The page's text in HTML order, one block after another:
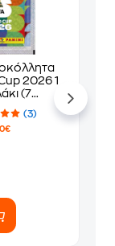
2026 1
(7
(3)